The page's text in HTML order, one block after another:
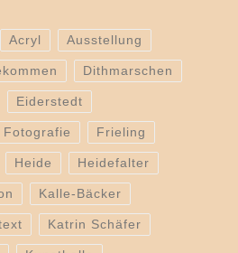
Acryl Ausstellung
Dithmarschen
Eiderstedt
Fotografie Frieling
Heide Heidefalter
Kalle-Bäcker
Katrin Schäfer